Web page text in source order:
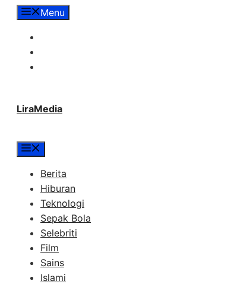
LangsungMenu
LiraMedia
Berita
Hiburan
Teknologi
Sepak Bola
Selebriti
Film
Sains
Islami